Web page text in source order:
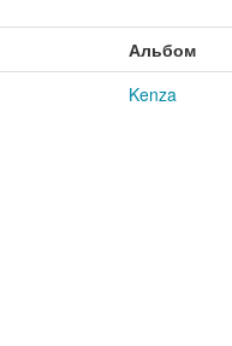
Альбом
Kenza